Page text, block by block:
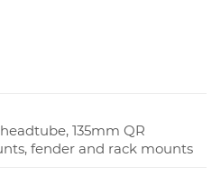
135mm QR
fender and rack mounts